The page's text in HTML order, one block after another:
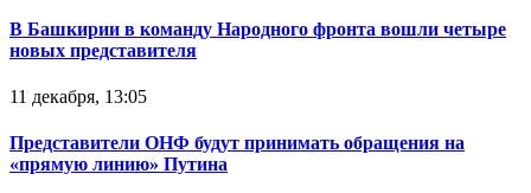
В Башкирии в команду Народного фронта вошли четыре
новых представителя
11 декабря, 13:05
Представители ОНФ будут принимать обращения на
«прямую линию» Путина